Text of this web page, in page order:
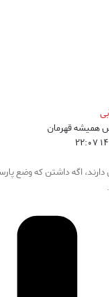
همیشه قهرمان
اگه داشتن که وضع